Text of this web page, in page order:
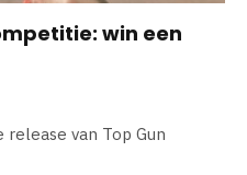
win een
van Top Gun